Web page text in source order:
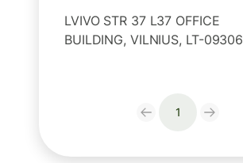
LVIVO STR 37 L37 OFFICE
BUILDING, VILNIUS, LT-09306
1